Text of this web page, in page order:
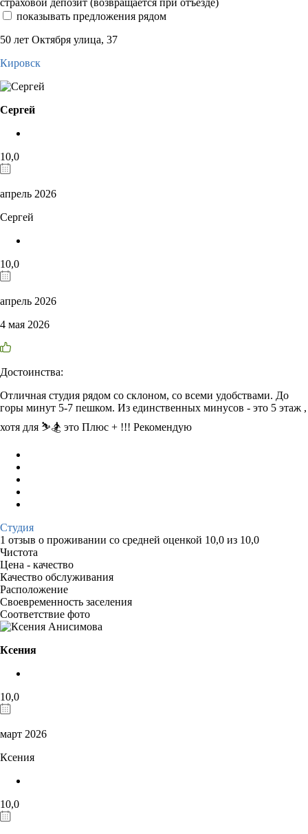
показывать предложения рядом
50 лет Октября улица, 37
Кировск
Сергей
10,0
апрель 2026
Сергей
10,0
апрель 2026
4 мая 2026
Достоинства:
Отличная студия рядом со склоном, со всеми удобствами. До
горы минут 5-7 пешком. Из единственных минусов - это 5 этаж ,
хотя для ⛷️🏂 это Плюс + !!! Рекомендую
Студия
1 отзыв о проживании со средней оценкой 10,0 из 10,0
Чистота
Цена - качество
Качество обслуживания
Расположение
Своевременность заселения
Соответствие фото
Ксения
10,0
март 2026
Ксения
10,0